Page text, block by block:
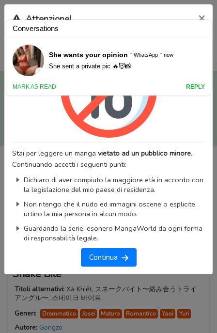
Manga classici, puoi utilizzare
MangaWorld
Potrai effettuare illogincon il tuo account di MangaWorld
tutti i dati sono condivisi tra i due siti,
perderai alcun dato, inclusi bookmarks e premium
Attenzione! ×
Stai per leggere un manga vietato ad un pubblico minore.
Continuando accetti i seguenti punti:
Dichiaro di aver compiuto la maggiore età in accordo con
la legislazione del mio paese di residenza.
Non ritengo che il nudo ed immagini oscene o esplicite
urtino la mia persona in alcun modo.
Guardando la serie, esonero MangaWorld da ogni forma
di responsabilità legale.
Continua
Snake Bite
Titoli alternativi: Xà Khiết, スネークバイト〜絡み合うトライ
アングル〜, 스네이크 바이트
Generi:
Drammatico Josei Maturo Romantico Yaoi Yuri
Autore: Gongzo